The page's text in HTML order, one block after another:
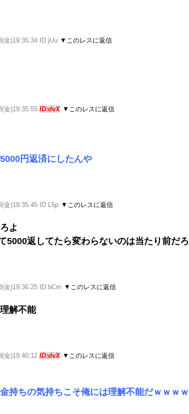
金)19:35:34 ID:jUu ▼このレスに返信
金)19:35:55 ID:dvX ▼このレスに返信
円返済にしたんや
金)19:35:45 ID:L5p ▼このレスに返信
よ
5000返してたら変わらないのは当たり前だろ
金)19:36:25 ID:bCm ▼このレスに返信
解不能
金)19:40:12 ID:dvX ▼このレスに返信
持ちの気持ちこそ俺には理解不能だｗｗｗｗ